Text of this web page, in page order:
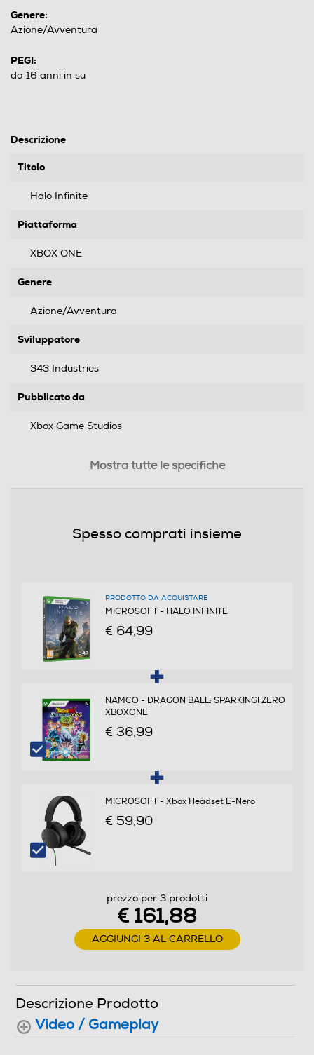
Genere:
Azione/Avventura
PEGI:
da 16 anni in su
Descrizione
Titolo
Halo Infinite
Piattaforma
XBOX ONE
Genere
Azione/Avventura
Sviluppatore
343 Industries
Pubblicato da
Xbox Game Studios
08/12/2021
da 16 anni in su
Online
Numero giocatori supportati
La leggendaria serie Halo ritorna con Master Chief e la
più vasta Campagna di sempre, oltre a un'innovativa
esperienza multiplayer gratuita.
Informazioni sulla sicurezza del prodotto
Mostra tutte le specifiche
Spesso comprati insieme
PRODOTTO DA ACQUISTARE
MICROSOFT - HALO INFINITE
€ 64,99
NAMCO - DRAGON BALL: SPARKING! ZERO
XBOXONE
€ 36,99
MICROSOFT - Xbox Headset E-Nero
€ 59,90
prezzo per 3 prodotti
€ 161,88
AGGIUNGI 3 AL CARRELLO
Descrizione Prodotto
Video / Gameplay